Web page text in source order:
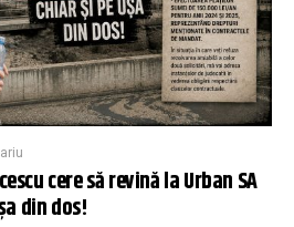
cere să revină la Urban SA
din dos!